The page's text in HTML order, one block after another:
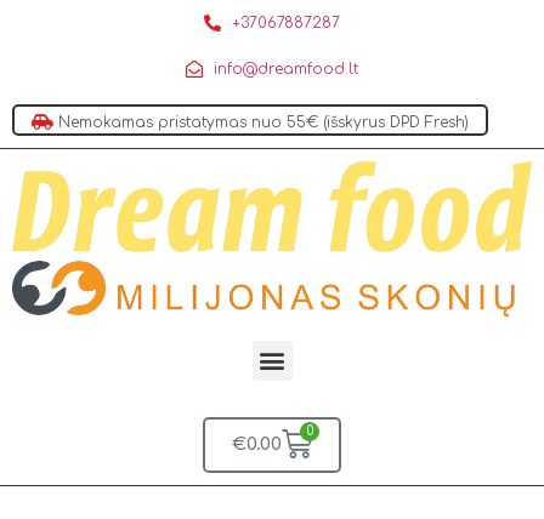
+37067887287
info@dreamfood.lt
Nemokamas pristatymas nuo 55€ (išskyrus DPD Fresh)
€0.00
0